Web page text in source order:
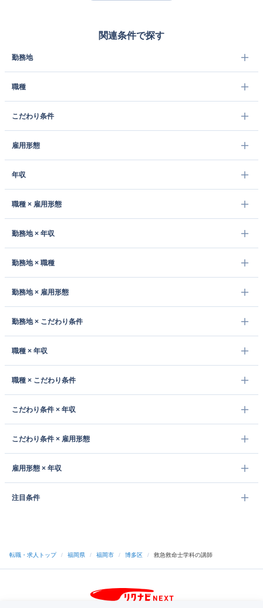
関連条件で探す
勤務地
職種
こだわり条件
雇用形態
年収
職種 × 雇用形態
勤務地 × 年収
勤務地 × 職種
勤務地 × 雇用形態
勤務地 × こだわり条件
職種 × 年収
職種 × こだわり条件
こだわり条件 × 年収
こだわり条件 × 雇用形態
雇用形態 × 年収
注目条件
転職・求人トップ / 福岡県 / 福岡市 / 博多区 / 救急救命士学科の講師